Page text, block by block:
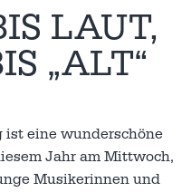
LAUT,
„ALT“
ist eine wunderschöne
Jahr am Mittwoch,
Musikerinnen und